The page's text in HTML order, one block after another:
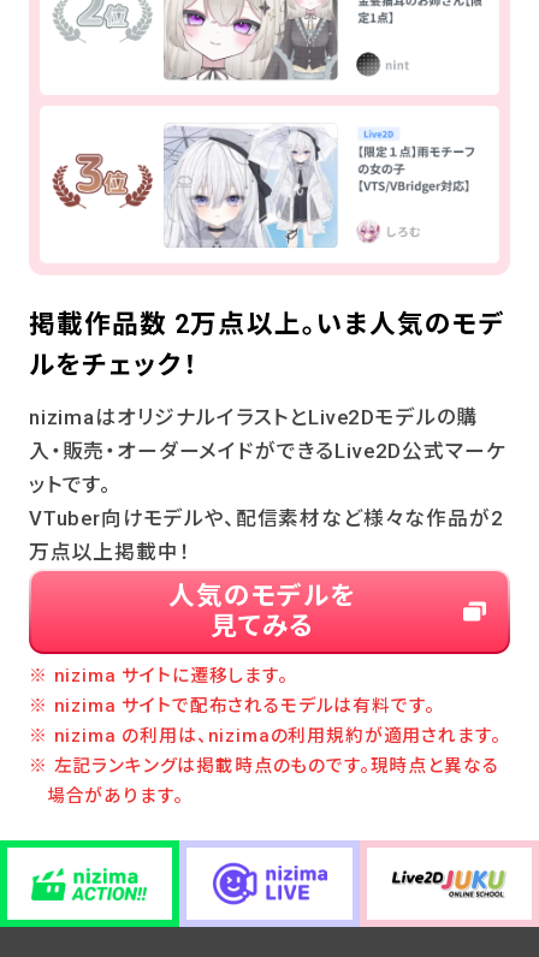
掲載作品数 2万点以上。 いま人気のモデ
ルをチェック！
nizimaはオリジナルイラストとLive2Dモデルの購
入・販売・オーダーメイドができるLive2D公式マーケ
ットです。
VTuber向けモデルや、配信素材など様々な作品が2
万点以上掲載中！
人気のモデルを
見てみる
※ nizima サイトに遷移します。
※ nizima サイトで配布されるモデルは有料です。
※ nizima の利用は、nizimaの利用規約が適用されます。
※ 左記ランキングは掲載時点のものです。現時点と異なる
場合があります。